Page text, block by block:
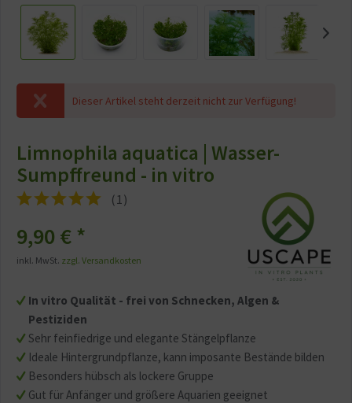
Dieser Artikel steht derzeit nicht zur Verfügung!
Limnophila aquatica | Wasser-
Sumpffreund - in vitro
(1)
In vitro Qualität - frei von Schnecken, Algen &
Pestiziden
Sehr feinfiedrige und elegante Stängelpflanze
Ideale Hintergrundpflanze, kann imposante Bestände bilden
Besonders hübsch als lockere Gruppe
Gut für Anfänger und größere Aquarien geeignet
9,90 €*
inkl. MwSt. zzgl. Versandkosten